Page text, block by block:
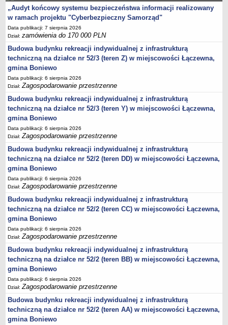
Infromacje w zakresie preferencyjnego paliwa stałego
ocena jakości wody
WŁADZE I STRUKTURA
Rada gminy
Urząd gminy
Jednostki organizacyjne
jednostki pomocnicze /sołectwa Gminy Boniewo/
Gminne Instytucje Kultury
Nabór pracowników na stanowiska pracy
Deklaracja dostępności strony internetowej Urzędu Gminy Boniewo
RODO
REJESTRY
Rejestry i ewidencje
Rejestr działalności regulowanej
Ewidencja udzielonych i cofniętych zezwoleń na prowadzenie
Zbiorowego Zaopatrzenia w Wodę i Zbiorowego Odprowadzania
Ścieków
Rejestr Instytucji Kultury
Zestawienie przedsiębiorców w zakresie opróżniania zbiorników
bezodpływowych lub osadników
AKTUALNOŚCI GMINY BONIEWO
FINANSE GMINY
Majątek gminy
Budżet
sprawozdania z wykonania budżetu
„Audyt końcowy systemu bezpieczeństwa informacji realizowany
w ramach projektu "Cyberbezpieczny Samorząd"
Data publikacji: 7 sierpnia 2026
Dział:zamówienia do 170 000 PLN
Budowa budynku rekreacji indywidualnej z infrastrukturą
techniczną na działce nr 52/3 (teren Z) w miejscowości Łączewna,
gmina Boniewo
Data publikacji: 6 sierpnia 2026
Dział:Zagospodarowanie przestrzenne
Budowa budynku rekreacji indywidualnej z infrastrukturą
techniczną na działce nr 52/3 (teren Y) w miejscowości Łączewna,
gmina Boniewo
Data publikacji: 6 sierpnia 2026
Dział:Zagospodarowanie przestrzenne
Budowa budynku rekreacji indywidualnej z infrastrukturą
techniczną na działce nr 52/2 (teren DD) w miejscowości Łączewna,
gmina Boniewo
Data publikacji: 6 sierpnia 2026
Dział:Zagospodarowanie przestrzenne
Budowa budynku rekreacji indywidualnej z infrastrukturą
techniczną na działce nr 52/2 (teren CC) w miejscowości Łączewna,
gmina Boniewo
Data publikacji: 6 sierpnia 2026
Dział:Zagospodarowanie przestrzenne
Budowa budynku rekreacji indywidualnej z infrastrukturą
techniczną na działce nr 52/2 (teren BB) w miejscowości Łączewna,
gmina Boniewo
Data publikacji: 6 sierpnia 2026
Dział:Zagospodarowanie przestrzenne
Budowa budynku rekreacji indywidualnej z infrastrukturą
techniczną na działce nr 52/2 (teren AA) w miejscowości Łączewna,
gmina Boniewo